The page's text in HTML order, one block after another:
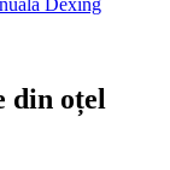
din oțel